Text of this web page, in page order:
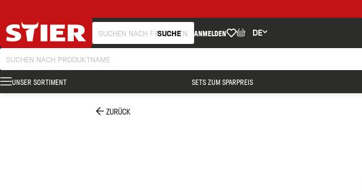
SUCHE ANMELDEN DE
UNSER SORTIMENT SETS ZUM SPARPREIS
ZURÜCK